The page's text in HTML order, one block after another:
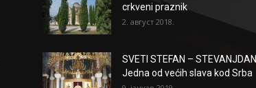
crkveni praznik
2. август 2018.
SVETI STEFAN – STEVANJDAN
Jedna od većih slava kod Srba